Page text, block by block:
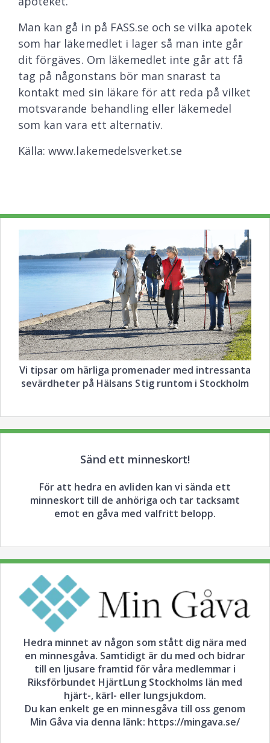
Man kan gå in på FASS.se och se vilka apotek
som har läkemedlet i lager så man inte går
dit förgäves. Om läkemedlet inte går att få
tag på någonstans bör man snarast ta
kontakt med sin läkare för att reda på vilket
motsvarande behandling eller läkemedel
som kan vara ett alternativ.
Källa: www.lakemedelsverket.se
Vi tipsar om härliga promenader med intressanta
sevärdheter på Hälsans Stig runtom i Stockholm
Sänd ett minneskort!
För att hedra en avliden kan vi sända ett
minneskort till de anhöriga och tar tacksamt
emot en gåva med valfritt belopp.
Hedra minnet av någon som stått dig nära med
en minnesgåva. Samtidigt är du med och bidrar
till en ljusare framtid för våra medlemmar i
Riksförbundet HjärtLung Stockholms län med
hjärt-, kärl- eller lungsjukdom.
Du kan enkelt ge en minnesgåva till oss genom
Min Gåva via denna länk: https://mingava.se/